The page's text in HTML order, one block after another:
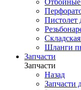
Пистолет
Шланги
Запчасти
Запчасти
Назад
Запчасти